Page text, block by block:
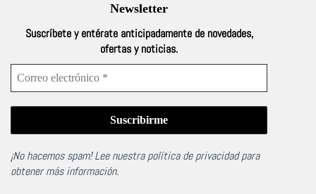
Newsletter
Suscríbete y entérate anticipadamente de novedades,
ofertas y noticias.
¡No hacemos spam! Lee nuestrapolítica de privacidadpara
obtener más información.